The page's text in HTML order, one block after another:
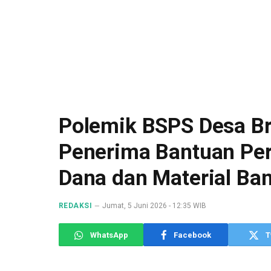
Polemik BSPS Desa
Penerima Bantuan
Dana dan Material
REDAKSI Jumat, 5 Juni 2026 - 12:35 WIB
WhatsApp Facebook